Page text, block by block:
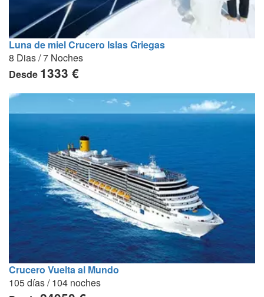
Luna de miel Crucero Islas Griegas
8 Dias / 7 Noches
Desde 1333 €
Crucero Vuelta al Mundo
105 días / 104 noches